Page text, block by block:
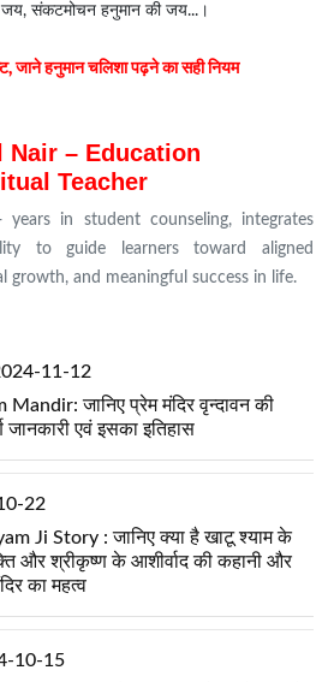
जय, संकटमोचन हनुमान की जय...।
जाने हनुमान चलिशा पढ़ने का सही नियम
Nair – Education
Teacher
in student counseling, integrates
to guide learners toward aligned
growth, and meaningful success in life.
11-12
Mandir: जानिए प्रेम मंदिर वृन्दावन की
जानकारी एवं इसका इतिहास
22
Ji Story : जानिए क्या है खाटू श्याम के
और श्रीकृष्ण के आशीर्वाद की कहानी और
का महत्व
10-15